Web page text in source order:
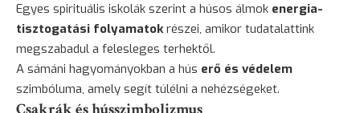
Egyes spirituális iskolák szerint a húsos álmok energia-
tisztogatási folyamatokrészei, amikor tudatalattink
megszabadul a felesleges terhektől.
A sámáni hagyományokban a hús erő és védelem
szimbóluma, amely segít túlélni a nehézségeket.